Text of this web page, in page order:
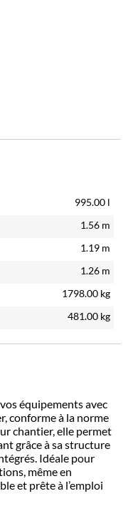
995.00 l
1.56 m
1.19 m
1.26 m
1798.00 kg
481.00 kg
équipements avec
conforme à la norme
chantier, elle permet
grâce à sa structure
Idéale pour
même en
et prête à l’emploi